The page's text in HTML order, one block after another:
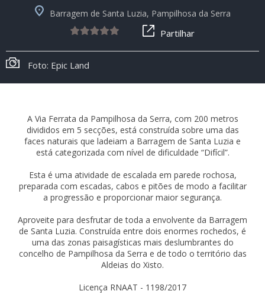
Barragem de Santa Luzia, Pampilhosa da Serra
Partilhar
Foto: Epic Land
A Via Ferrata da Pampilhosa da Serra, com 200 metros
divididos em 5 secções, está construída sobre uma das
faces naturais que ladeiam a Barragem de Santa Luzia e
está categorizada com nível de dificuldade “Difícil”.
Esta é uma atividade de escalada em parede rochosa,
preparada com escadas, cabos e pitões de modo a facilitar
a progressão e proporcionar maior segurança.
Aproveite para desfrutar de toda a envolvente da Barragem
de Santa Luzia. Construída entre dois enormes rochedos, é
uma das zonas paisagísticas mais deslumbrantes do
concelho de Pampilhosa da Serra e de todo o território das
Aldeias do Xisto.
Licença RNAAT - 1198/2017